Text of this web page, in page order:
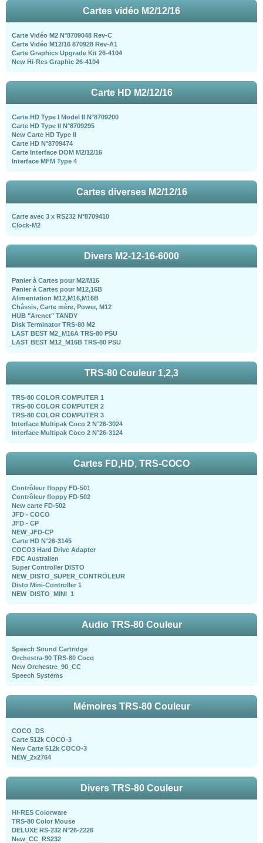
Cartes vidéo M2/12/16
Carte Vidéo M2 N°8709048 Rev-C
Carte Vidéo M12/16 870928 Rev-A1
Carte Graphics Upgrade Kit 26-4104
New Hi-Res Graphic 26-4104
Carte HD M2/12/16
Carte HD Type I Model II N°8709200
Carte HD Type II N°8709295
New Carte HD Type II
Carte HD N°8709474
Carte Interface DOM M2/12/16
Interface MFM Type 4
Cartes diverses M2/12/16
Carte avec 3 x RS232 N°8709410
Clock-M2
Divers M2-12-16-6000
Panier à Cartes pour M2/M16
Panier à Cartes pour M12,16B
Alimentation M12,M16,M16B
Châssis, Carte mère, Power, M12
HUB "Arcnet" TANDY
Disk Terminator TRS-80 M2
LAST BEST M2_M16A TRS-80 PSU
LAST BEST M12_M16B TRS-80 PSU
TRS-80 Couleur 1,2,3
TRS-80 COLOR COMPUTER 1
TRS-80 COLOR COMPUTER 2
TRS-80 COLOR COMPUTER 3
Interface Multipak Coco 2 N°26-3024
Interface Multipak Coco 2 N°26-3124
Cartes FD,HD, TRS-COCO
Contrôleur floppy FD-501
Contrôleur floppy FD-502
New carte FD-502
JFD - COCO
JFD - CP
NEW_JFD-CP
Carte HD N°26-3145
COCO3 Hard Drive Adapter
FDC Australien
Super Controller DISTO
NEW_DISTO_SUPER_CONTRÖLEUR
Disto Mini-Controller 1
NEW_DISTO_MINI_1
Audio TRS-80 Couleur
Speech Sound Cartridge
Orchestra-90 TRS-80 Coco
New Orchestre_90_CC
Speech Systems
Mémoires TRS-80 Couleur
COCO_DS
Carte 512k COCO-3
New Carte 512k COCO-3
NEW_2x2764
Divers TRS-80 Couleur
HI-RES Colorware
TRS-80 Color Mouse
DELUXE RS-232 N°26-2226
New_CC_RS232